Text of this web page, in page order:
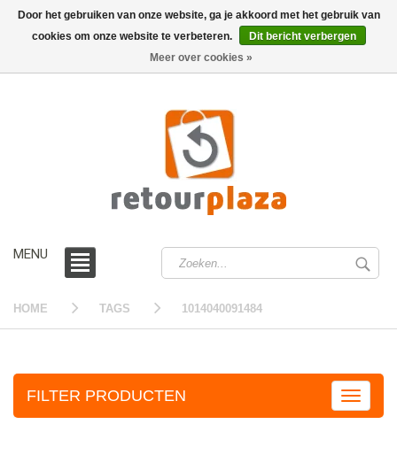
MENU
HOME TAGS 1014040091484
FILTER PRODUCTEN
Door het gebruiken van onze website, ga je akkoord met het gebruik van
cookies om onze website te verbeteren.
Dit bericht verbergen
Meer over cookies »